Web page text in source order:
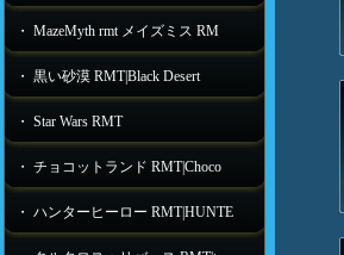
・ MazeMyth rmt メイズミス RM
・ 黒い砂漠 RMT|Black Desert
・ Star Wars RMT
・ チョコットランド RMT|Choco
・ ハンターヒーロー RMT|HUNTE